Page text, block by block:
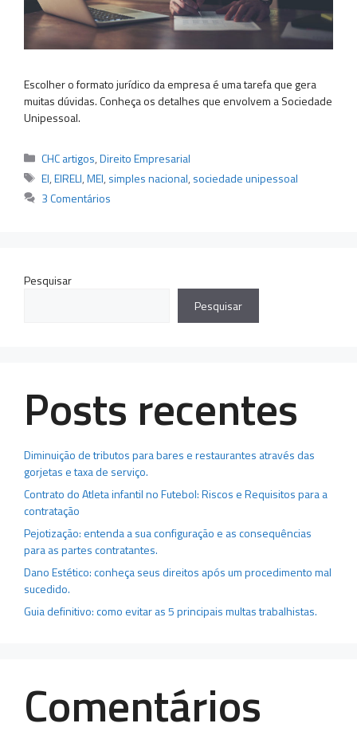
Escolher o formato jurídico da empresa é uma tarefa que gera
muitas dúvidas. Conheça os detalhes que envolvem a Sociedade
Unipessoal.
Categorias
CHC artigos,Direito Empresarial
Tags
EI,EIRELI,MEI, simples nacional, sociedade unipessoal
3 Comentários
Pesquisar
Pesquisar
Posts recentes
Diminuição de tributos para bares e restaurantes através das
gorjetas e taxa de serviço.
Contrato do Atleta infantil no Futebol: Riscos e Requisitos para a
contratação
Pejotização: entenda a sua configuração e as consequências
para as partes contratantes.
Dano Estético: conheça seus direitos após um procedimento mal
sucedido.
Guia definitivo: como evitar as 5 principais multas trabalhistas.
Comentários